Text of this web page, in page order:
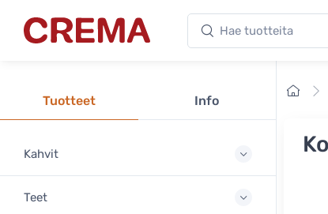
Crema Hae tuotteita
Tuotteet Info
Kahvit
Teet